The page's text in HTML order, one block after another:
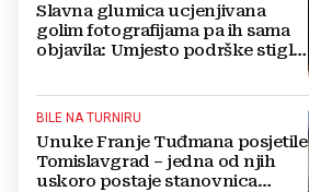
Slavna glumica ucjenjivana
golim fotografijama pa ih sama
objavila: Umjesto podrške stigle
BILE NA TURNIRU
Unuke Franje Tuđmana posjetile
Tomislavgrad – jedna od njih
uskoro postaje stanovnica